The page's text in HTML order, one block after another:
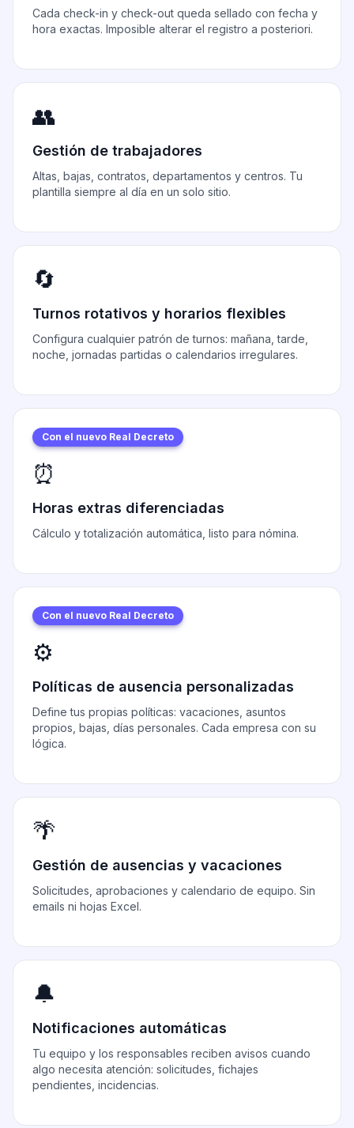
Cada check-in y check-out queda sellado con fecha y
hora exactas. Imposible alterar el registro a posteriori.
👥
Gestión de trabajadores
Altas, bajas, contratos, departamentos y centros. Tu
plantilla siempre al día en un solo sitio.
🔄
Turnos rotativos y horarios flexibles
Configura cualquier patrón de turnos: mañana, tarde,
noche, jornadas partidas o calendarios irregulares.
Con el nuevo Real Decreto
⏰
Horas extras diferenciadas
Cálculo y totalización automática, listo para nómina.
Con el nuevo Real Decreto
⚙️
Políticas de ausencia personalizadas
Define tus propias políticas: vacaciones, asuntos
propios, bajas, días personales. Cada empresa con su
lógica.
🌴
Gestión de ausencias y vacaciones
Solicitudes, aprobaciones y calendario de equipo. Sin
emails ni hojas Excel.
🔔
Notificaciones automáticas
Tu equipo y los responsables reciben avisos cuando
algo necesita atención: solicitudes, fichajes
pendientes, incidencias.